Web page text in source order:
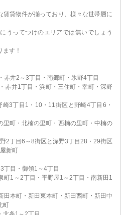
賃貸物件が揃っており、様々な世帯層に
うってつけのエリアでは無いでしょう
す！
赤井2～3丁目・南郷町・氷野4丁目
赤井1丁目・浜町・三住町・幸町・深野
崎3丁目1・10・11街区と野崎4丁目6・
里町・北楠の里町・西楠の里町・中楠の
2丁目6～8街区と深野3丁目28・29街区
新町
丁目・御領1～4丁目
町1～2丁目・平野屋1～2丁目・南新田1
田本町・新田東本町・新田西町・新田中
町